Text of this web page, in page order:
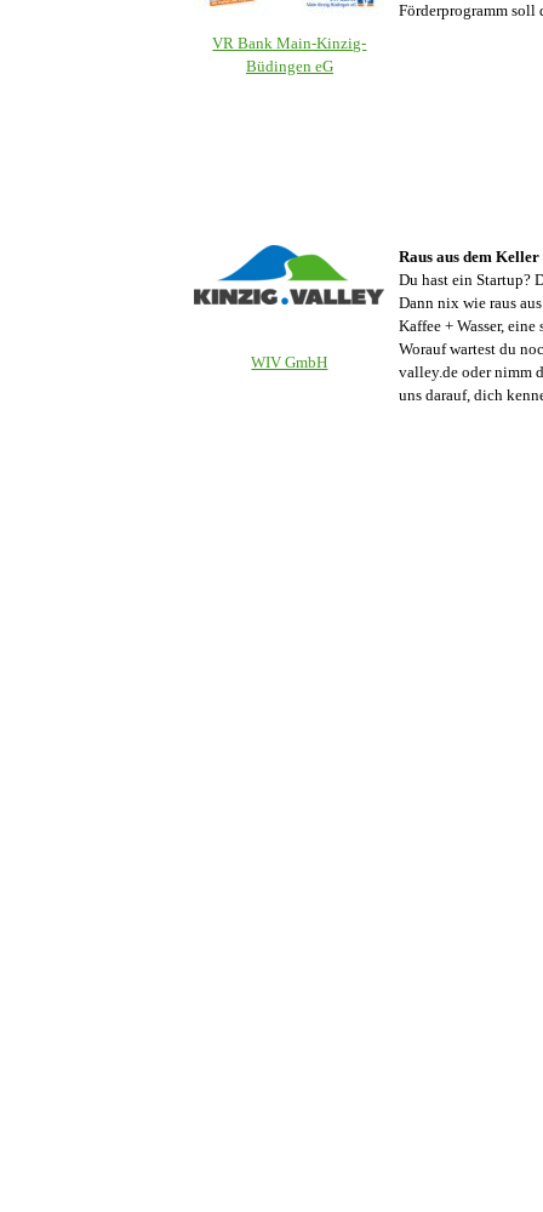
VR Bank Main-Kinzig-
Büdingen eG
Förderprogramm soll
WIV GmbH
Raus aus dem
Du hast ein Startup?
Dann nix wie raus
Kaffee + Wasser,
Worauf wartest du
valley.de oder nimm
uns darauf, dich